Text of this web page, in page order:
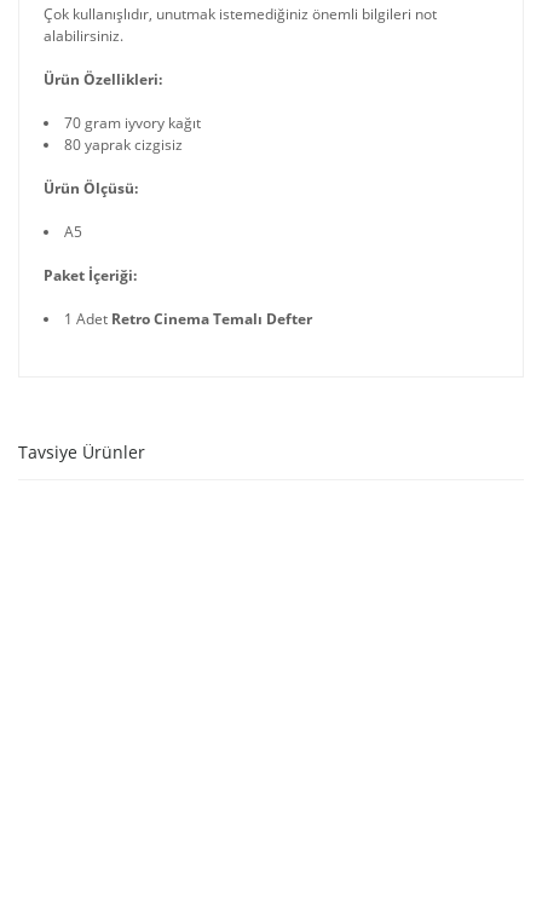
Çok kullanışlıdır, unutmak istemediğiniz önemli bilgileri not
alabilirsiniz.
Ürün Özellikleri:
70 gram iyvory kağıt
80 yaprak cizgisiz
Ürün Ölçüsü:
A5
Paket İçeriği:
1 Adet Retro Cinema Temalı Defter
Tavsiye Ürünler